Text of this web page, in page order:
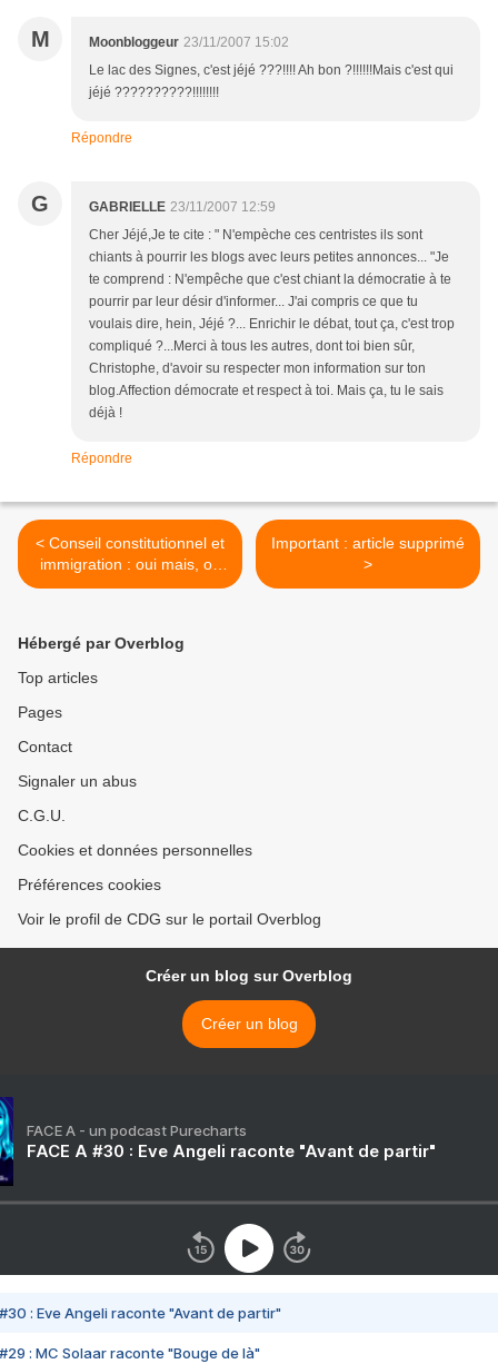
M Moonbloggeur 23/11/2007 15:02
Le lac des Signes, c'est jéjé ???!!!! Ah bon ?!!!!!!Mais c'est qui
jéjé ??????????!!!!!!!!
Répondre
G GABRIELLE 23/11/2007 12:59
Cher Jéjé,Je te cite : " N'empèche ces centristes ils sont
chiants à pourrir les blogs avec leurs petites annonces... "Je
te comprend : N'empêche que c'est chiant la démocratie à te
pourrir par leur désir d'informer... J'ai compris ce que tu
voulais dire, hein, Jéjé ?... Enrichir le débat, tout ça, c'est trop
compliqué ?...Merci à tous les autres, dont toi bien sûr,
Christophe, d'avoir su respecter mon information sur ton
blog.Affection démocrate et respect à toi. Mais ça, tu le sais
déjà !
Répondre
< Conseil constitutionnel et
immigration : oui mais, ou
non pas du tout ?
Important : article supprimé
>
Hébergé par Overblog
Top articles
Pages
Contact
Signaler un abus
C.G.U.
Cookies et données personnelles
Préférences cookies
Voir le profil de CDG sur le portail Overblog
Créer un blog sur Overblog
Créer un blog
FACE A - un podcast Purecharts
FACE A #30 : Eve Angeli raconte "Avant de partir"
#30 : Eve Angeli raconte "Avant de partir"
#29 : MC Solaar raconte "Bouge de là"